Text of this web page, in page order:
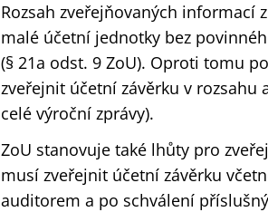
Rozsah zveřejňovaných informací
malé účetní jednotky bez
(§ 21a odst. 9 ZoU). Oproti tomu
zveřejnit účetní závěrku v rozsahu
celé výroční zprávy).
ZoU stanovuje také lhůty pro
musí zveřejnit účetní závěrku
auditorem a po schválení